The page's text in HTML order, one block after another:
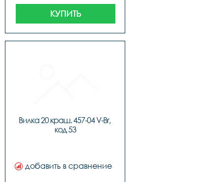
КУПИТЬ
Вилка 20 краш. 457-04 V-Br,
код 53
добавить в сравнение